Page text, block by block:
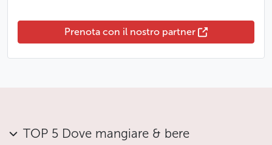
Prenota con il nostro partner
TOP 5 Dove mangiare & bere